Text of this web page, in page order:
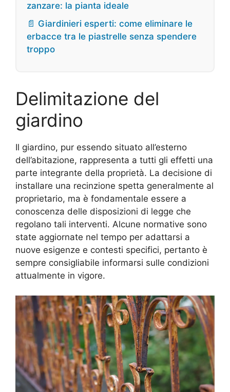
zanzare: la pianta ideale
📄 Giardinieri esperti: come eliminare le
erbacce tra le piastrelle senza spendere
troppo
Delimitazione del
giardino
Il giardino, pur essendo situato all’esterno
dell’abitazione, rappresenta a tutti gli effetti una
parte integrante della proprietà. La decisione di
installare una recinzione spetta generalmente al
proprietario, ma è fondamentale essere a
conoscenza delle disposizioni di legge che
regolano tali interventi. Alcune normative sono
state aggiornate nel tempo per adattarsi a
nuove esigenze e contesti specifici, pertanto è
sempre consigliabile informarsi sulle condizioni
attualmente in vigore.